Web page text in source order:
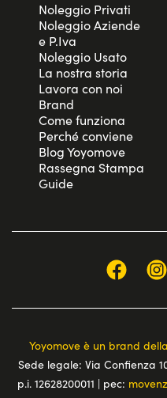
Noleggio Privati
Noleggio Aziende
e P.Iva
Noleggio Usato
La nostra storia
Lavora con noi
Brand
Come funziona
Perché conviene
Blog Yoyomove
Rassegna Stampa
Guide
Yoyomove è un brand
Sede legale: Via Confienza
p.i. 12628200011 | pec: